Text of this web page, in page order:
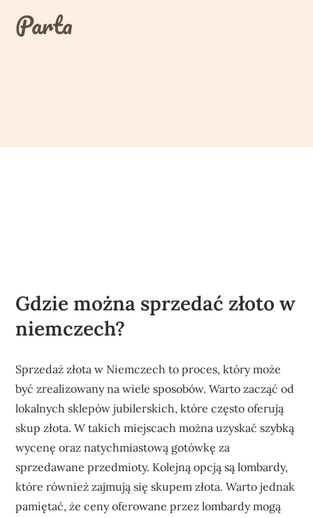
contentParta
Gdzie można sprzedać złoto w
niemczech?
Sprzedaż złota w Niemczech to proces, który może
być zrealizowany na wiele sposobów. Warto zacząć od
lokalnych sklepów jubilerskich, które często oferują
skup złota. W takich miejscach można uzyskać szybką
wycenę oraz natychmiastową gotówkę za
sprzedawane przedmioty. Kolejną opcją są lombardy,
które również zajmują się skupem złota. Warto jednak
pamiętać, że ceny oferowane przez lombardy mogą